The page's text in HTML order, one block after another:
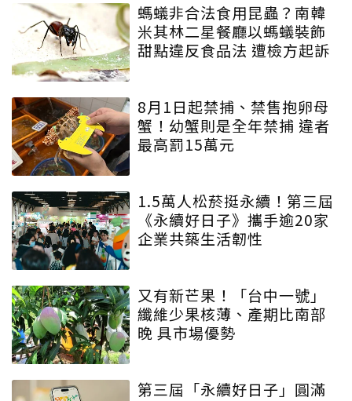
螞蟻非合法食用昆蟲？南韓
米其林二星餐廳以螞蟻裝飾
甜點違反食品法 遭檢方起訴
8月1日起禁捕、禁售抱卵母
蟹！幼蟹則是全年禁捕 違者
最高罰15萬元
1.5萬人松菸挺永續！第三屆
《永續好日子》攜手逾20家
企業共築生活韌性
又有新芒果！「台中一號」
纖維少果核薄、產期比南部
晚 具市場優勢
第三屆「永續好日子」圓滿